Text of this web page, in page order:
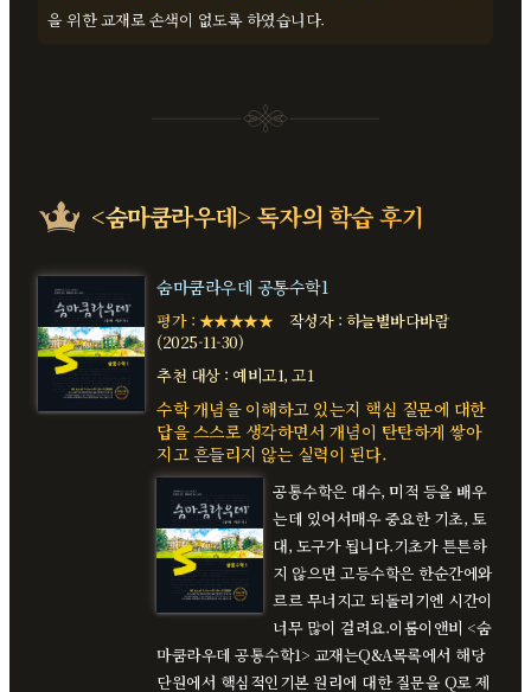
을 위한 교재로 손색이 없도록 하였습니다.
<숨마쿰라우데> 독자의 학습 후기
숨마쿰라우데 공통수학1
평가 : ★★★★★
작성자 : 하늘별바다바람
(2025-11-30)
추천 대상 : 예비고1, 고1
수학 개념을 이해하고 있는지 핵심 질문에 대한
답을 스스로 생각하면서 개념이 탄탄하게 쌓아
지고 흔들리지 않는 실력이 된다.
공통수학은 대수, 미적 등을 배우
는데 있어서매우 중요한 기초, 토
대, 도구가 됩니다.기초가 튼튼하
지 않으면 고등수학은 한순간에와
르르 무너지고 되돌리기엔 시간이
너무 많이 걸려요.이룸이앤비 <숨
마쿰라우데 공통수학1> 교재는Q&A목록에서 해당
단원에서 핵심적인기본 원리에 대한 질문을 Q로 제